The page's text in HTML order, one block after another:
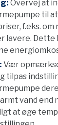
Overvej at
til
f.eks.
lavere. Dette
Vær
tilpas
vand end
at øge